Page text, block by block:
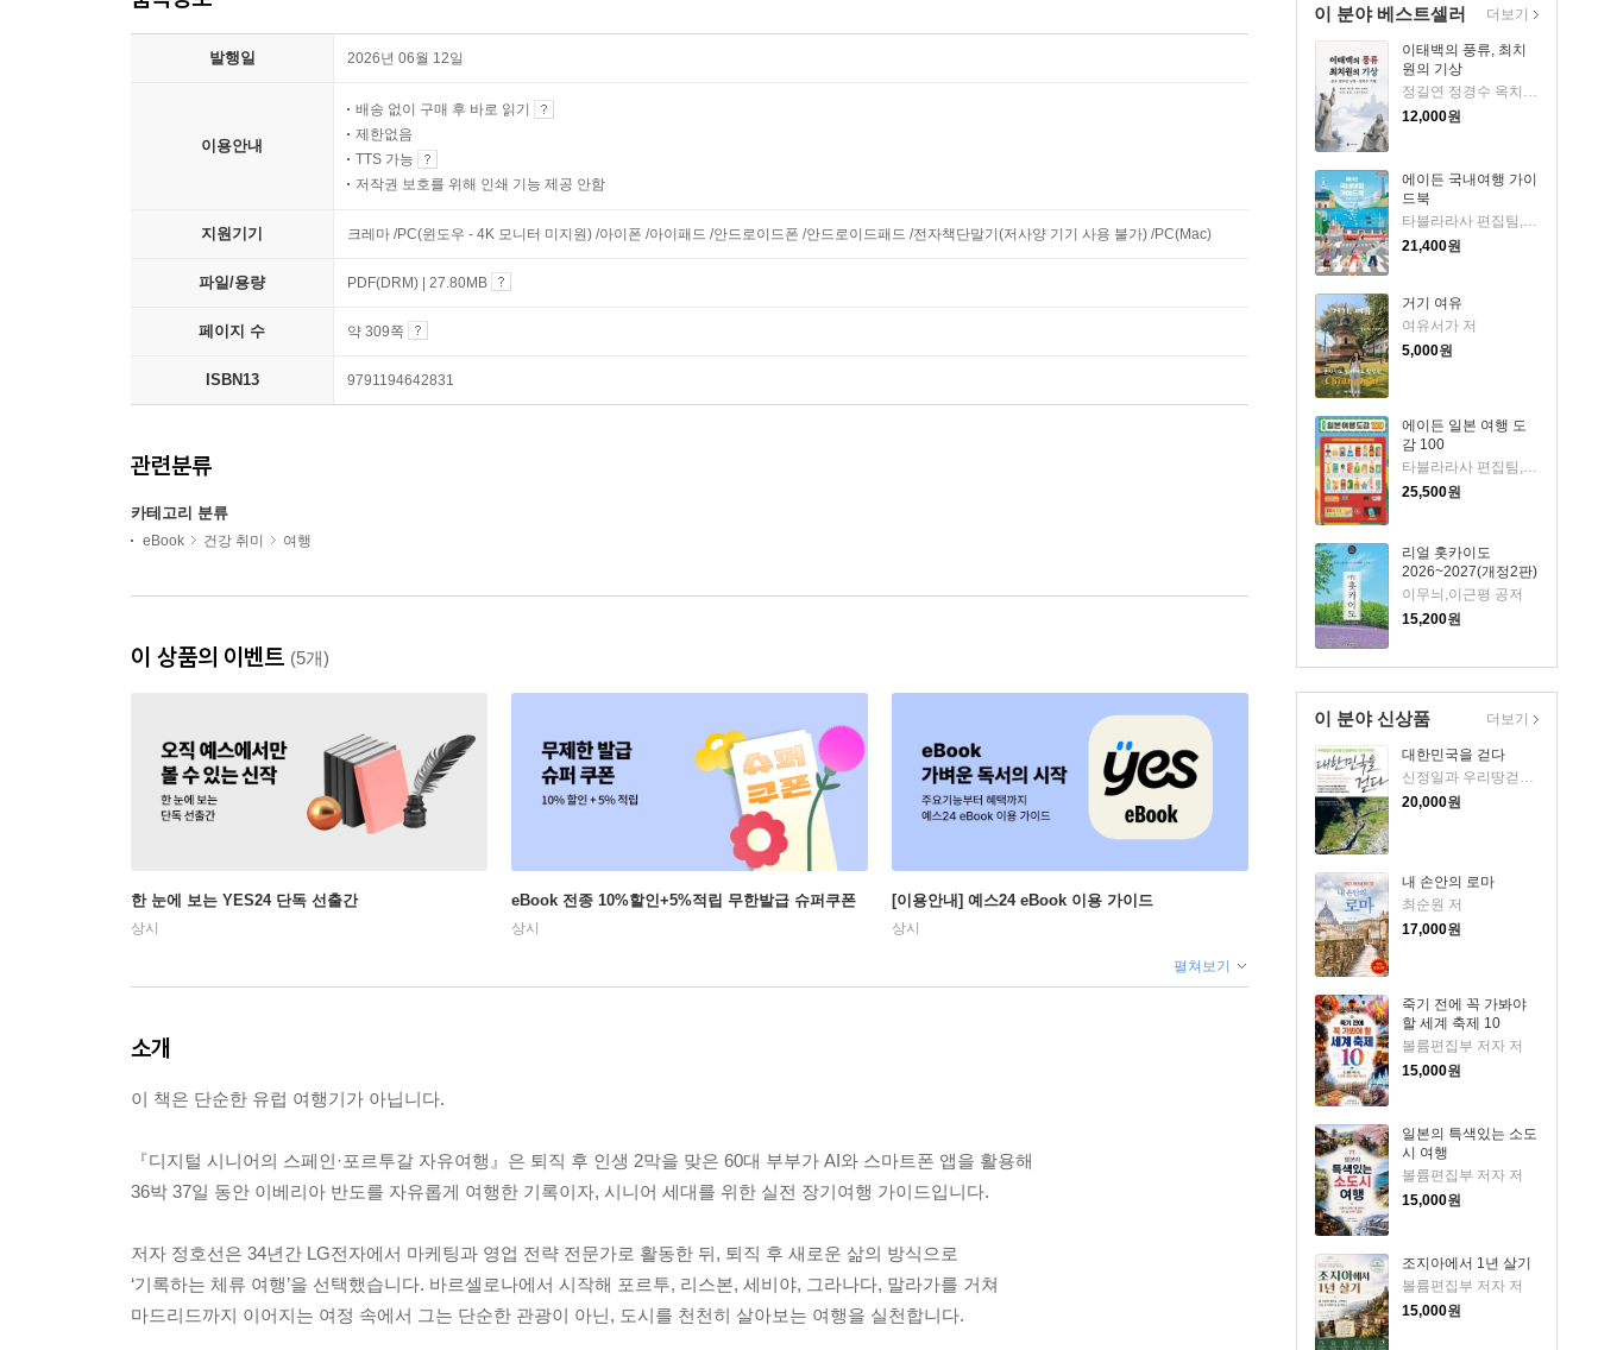
이 분야 베스트셀러
이태백의 풍류, 최치
원의 기상
12,000원
에이든 국내여행 가이
드북
타블라라사 편집팀,이정기 공저
21,400원
거기 여유
여유서가 저
5,000원
에이든 일본 여행 도
감 100
타블라라사 편집팀,이정기 공저
25,500원
리얼 홋카이도
2026~2027(개정2판)
이무늬,이근평 공저
15,200원
더보기
이 분야 신상품
대한민국을 걷다
20,000원
내 손안의 로마
최순원 저
17,000원
죽기 전에 꼭 가봐야
할 세계 축제 10
볼륨편집부 저자 저
15,000원
일본의 특색있는 소도
시 여행
볼륨편집부 저자 저
15,000원
조지아에서 1년 살기
볼륨편집부 저자 저
15,000원
더보기
발행일 2026년 06월 12일
이용안내
배송 없이 구매 후 바로 읽기
제한없음
TTS 가능
저작권 보호를 위해 인쇄 기능 제공 안함
지원기기 크레마 /PC(윈도우 - 4K 모니터 미지원) /아이폰 /아이패드 /안드로이드폰 /안드로이드패드 /전자책단말기(저사양 기기 사용 불가) /PC(Mac)
파일/용량 PDF(DRM) | 27.80MB
페이지 수 약 309쪽
ISBN13 9791194642831
관련분류
카테고리 분류
eBook 건강 취미 여행
이 상품의 이벤트 (5개)
한 눈에 보는 YES24 단독 선출간
상시
eBook 전종 10%할인+5%적립 무한발급 슈퍼쿠폰
상시
[이용안내] 예스24 eBook 이용 가이드
상시
펼쳐보기
소개
이 책은 단순한 유럽 여행기가 아닙니다.
『디지털 시니어의 스페인·포르투갈 자유여행』은 퇴직 후 인생 2막을 맞은 60대 부부가 AI와 스마트폰 앱을 활용해
36박 37일 동안 이베리아 반도를 자유롭게 여행한 기록이자, 시니어 세대를 위한 실전 장기여행 가이드입니다.
저자 정호선은 34년간 LG전자에서 마케팅과 영업 전략 전문가로 활동한 뒤, 퇴직 후 새로운 삶의 방식으로
‘기록하는 체류 여행’을 선택했습니다. 바르셀로나에서 시작해 포르투, 리스본, 세비야, 그라나다, 말라가를 거쳐
마드리드까지 이어지는 여정 속에서 그는 단순한 관광이 아닌, 도시를 천천히 살아보는 여행을 실천합니다.